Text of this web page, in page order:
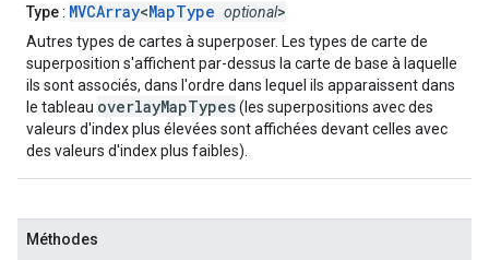
Type: MVCArray<MapType optional>
Autres types de cartes à superposer. Les types de carte de
superposition s'affichent par-dessus la carte de base à laquelle
ils sont associés, dans l'ordre dans lequel ils apparaissent dans
le tableau overlayMapTypes(les superpositions avec des
valeurs d'index plus élevées sont affichées devant celles avec
des valeurs d'index plus faibles).
Méthodes